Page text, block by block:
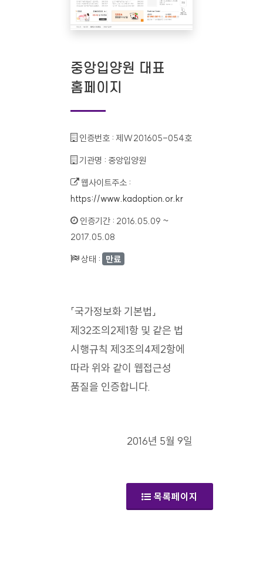
중앙입양원 대표
홈페이지
인증번호 : 제W201605-054호
기관명 : 중앙입양원
웹사이트주소 :
https://www.kadoption.or.kr
인증기간 : 2016.05.09 ~
2017.05.08
상태 : 만료
「국가정보화 기본법」
제32조의2제1항 및 같은 법
시행규칙 제3조의4제2항에
따라 위와 같이 웹접근성
품질을 인증합니다.
2016년 5월 9일
목록페이지